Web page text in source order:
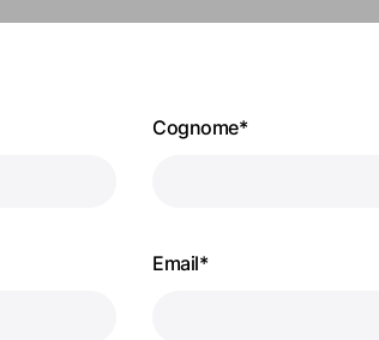
Cognome*
Email*